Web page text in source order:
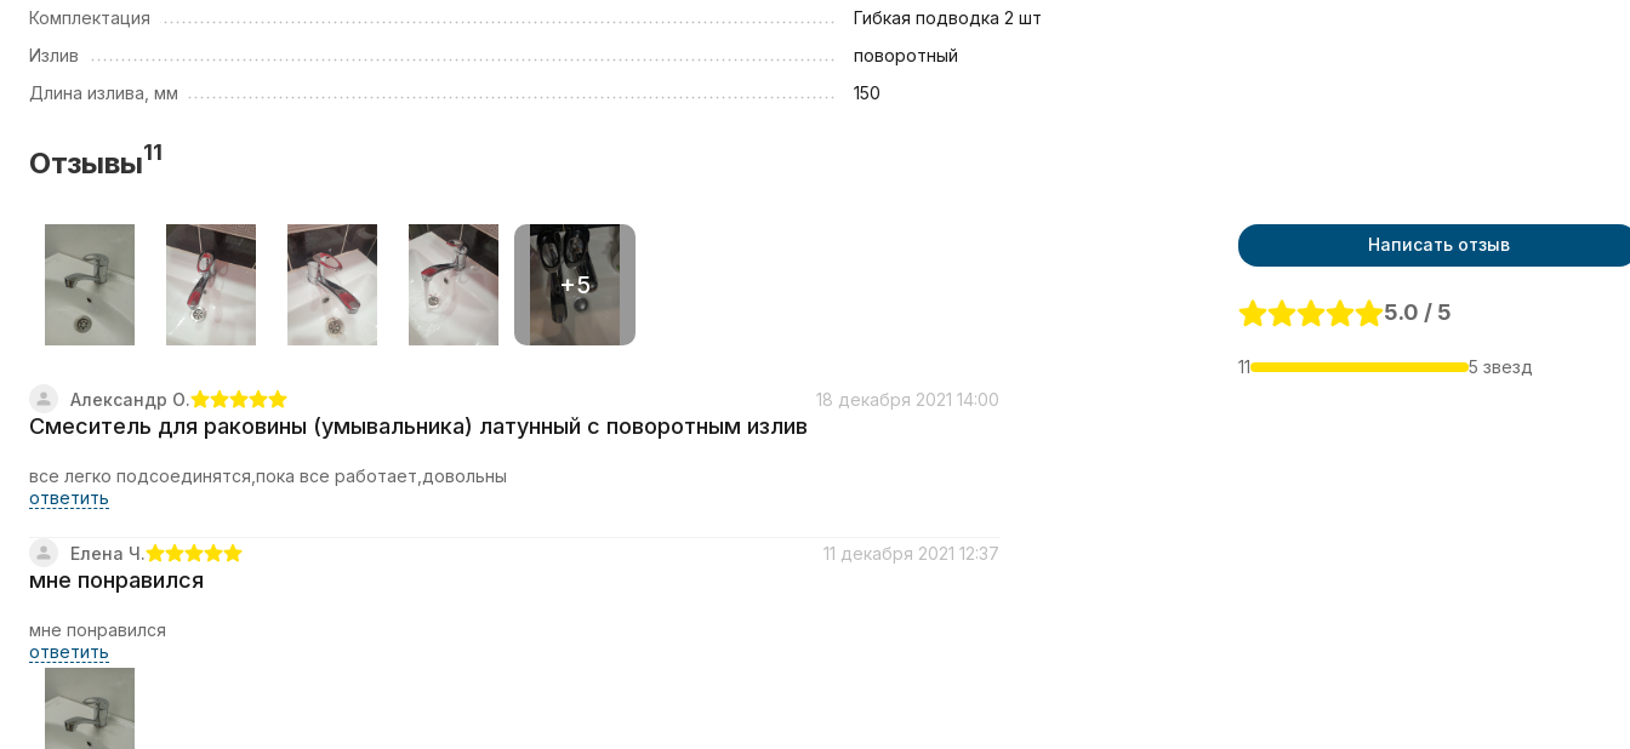
Комплектация
Гибкая подводка 2 шт
Излив
поворотный
Длина излива, мм
150
Отзывы11
+5
Александр О. 18 декабря 2021 14:00
Смеситель для раковины (умывальника) латунный с поворотным излив
все легко подсоединятся,пока все работает,довольны
ответить
Елена Ч. 11 декабря 2021 12:37
мне понравился
мне понравился
ответить
Написать отзыв
5.0 / 5
11 5 звезд